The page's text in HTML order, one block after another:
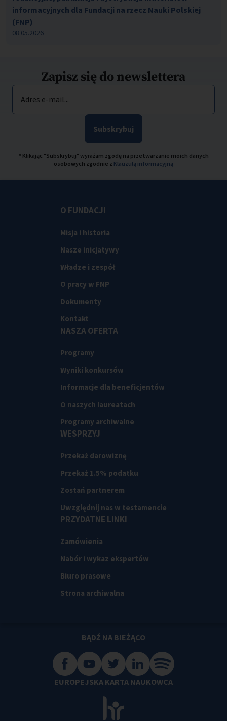
informacyjnych dla Fundacji na rzecz Nauki Polskiej
(FNP)
08.05.2026
Zapisz się do newslettera
Adres e-mail...
Subskrybuj
* Klikając "Subskrybuj" wyrażam zgodę na przetwarzanie moich danych
osobowych zgodnie z Klauzulą informacyjną
O FUNDACJI
Misja i historia
Nasze inicjatywy
Władze i zespół
O pracy w FNP
Dokumenty
Kontakt
NASZA OFERTA
Programy
Wyniki konkursów
Informacje dla beneficjentów
O naszych laureatach
Programy archiwalne
WESPRZYJ
Przekaż darowiznę
Przekaż 1.5% podatku
Zostań partnerem
Uwzględnij nas w testamencie
PRZYDATNE LINKI
Zamówienia
Nabór i wykaz ekspertów
Biuro prasowe
Strona archiwalna
BĄDŹ NA BIEŻĄCO
EUROPEJSKA KARTA NAUKOWCA